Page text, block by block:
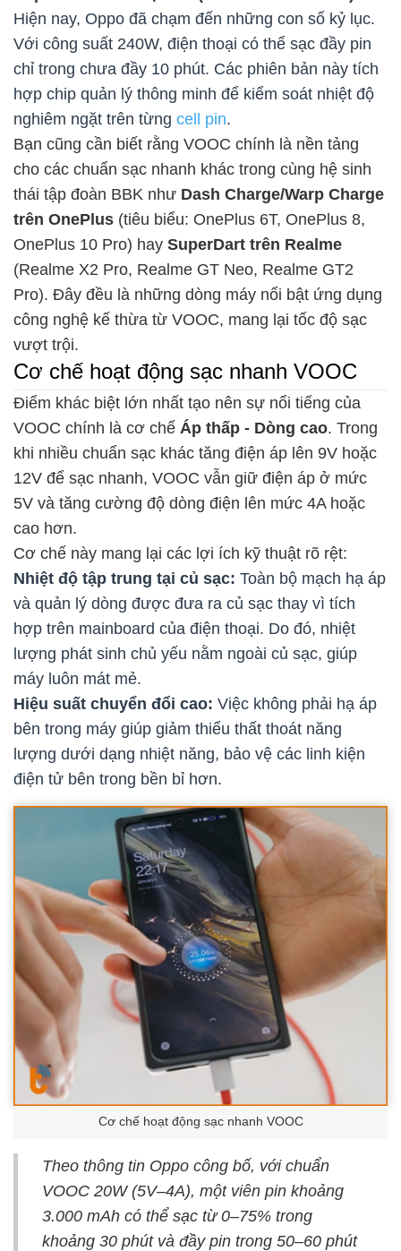
Hiện nay, Oppo đã chạm đến những con số kỷ lục.
Với công suất 240W, điện thoại có thể sạc đầy pin
chỉ trong chưa đầy 10 phút. Các phiên bản này tích
hợp chip quản lý thông minh để kiểm soát nhiệt độ
nghiêm ngặt trên từng cell pin.
Bạn cũng cần biết rằng VOOC chính là nền tảng
cho các chuẩn sạc nhanh khác trong cùng hệ sinh
thái tập đoàn BBK như Dash Charge/Warp Charge
trên OnePlus (tiêu biểu: OnePlus 6T, OnePlus 8,
OnePlus 10 Pro) hay SuperDart trên Realme
(Realme X2 Pro, Realme GT Neo, Realme GT2
Pro). Đây đều là những dòng máy nổi bật ứng dụng
công nghệ kế thừa từ VOOC, mang lại tốc độ sạc
vượt trội.
Cơ chế hoạt động sạc nhanh VOOC
Điểm khác biệt lớn nhất tạo nên sự nổi tiếng của
VOOC chính là cơ chế Áp thấp - Dòng cao. Trong
khi nhiều chuẩn sạc khác tăng điện áp lên 9V hoặc
12V để sạc nhanh, VOOC vẫn giữ điện áp ở mức
5V và tăng cường độ dòng điện lên mức 4A hoặc
cao hơn.
Cơ chế này mang lại các lợi ích kỹ thuật rõ rệt:
Nhiệt độ tập trung tại củ sạc: Toàn bộ mạch hạ áp
và quản lý dòng được đưa ra củ sạc thay vì tích
hợp trên mainboard của điện thoại. Do đó, nhiệt
lượng phát sinh chủ yếu nằm ngoài củ sạc, giúp
máy luôn mát mẻ.
Hiệu suất chuyển đổi cao: Việc không phải hạ áp
bên trong máy giúp giảm thiểu thất thoát năng
lượng dưới dạng nhiệt năng, bảo vệ các linh kiện
điện tử bên trong bền bỉ hơn.
Cơ chế hoạt động sạc nhanh VOOC
Theo thông tin Oppo công bố, với chuẩn
VOOC 20W (5V–4A), một viên pin khoảng
3.000 mAh có thể sạc từ 0–75% trong
khoảng 30 phút và đầy pin trong 50–60 phút